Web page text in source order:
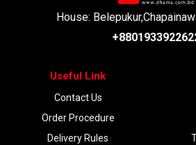
House:
Useful Link
Contact Us
Order Procedure
Delivery Rules